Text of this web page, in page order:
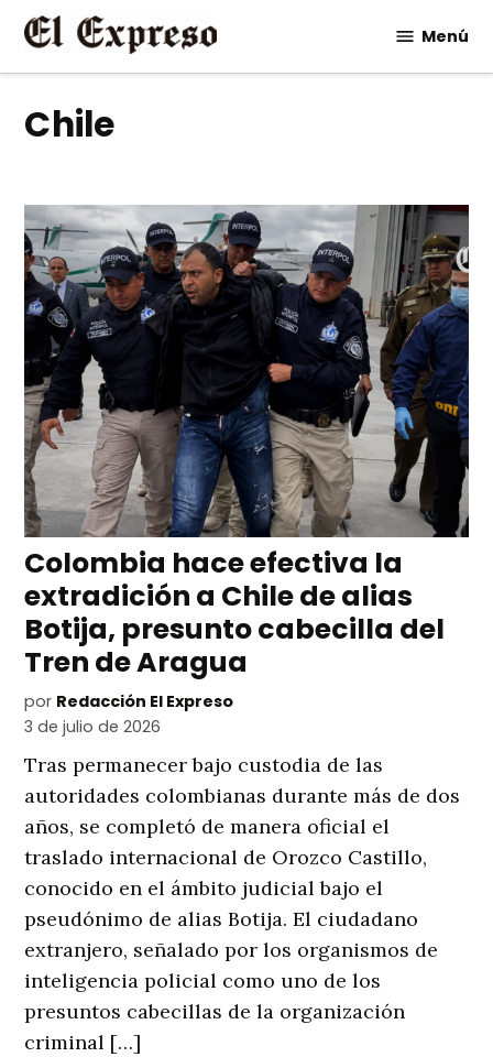
Saltar
contenido
Menú
Chile
Colombia hace efectiva la
extradición a Chile de alias
Botija, presunto cabecilla del
Tren de Aragua
por Redacción El Expreso
3 de julio de 2026
Tras permanecer bajo custodia de las
autoridades colombianas durante más de dos
años, se completó de manera oficial el
traslado internacional de Orozco Castillo,
conocido en el ámbito judicial bajo el
pseudónimo de alias Botija. El ciudadano
extranjero, señalado por los organismos de
inteligencia policial como uno de los
presuntos cabecillas de la organización
criminal […]